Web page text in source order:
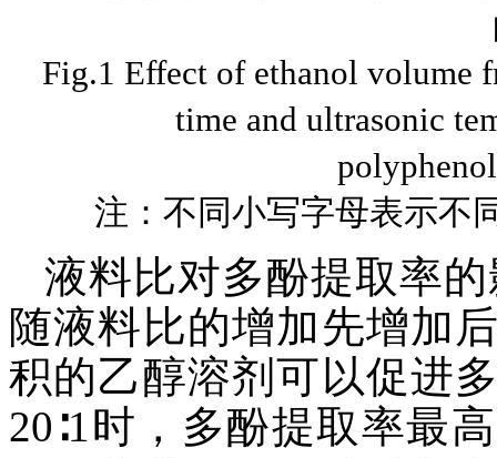
Fig.1 Effect of ethanol volume
time and ultrasonic
注：不同小写字母表示不
液料比对多酚提取率
随液料比的增加先增加
积的乙醇溶剂可以促进
20∶1时，多酚提取率最